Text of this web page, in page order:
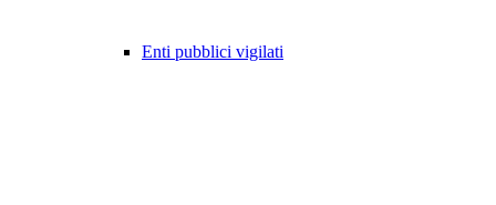
Enti pubblici vigilati